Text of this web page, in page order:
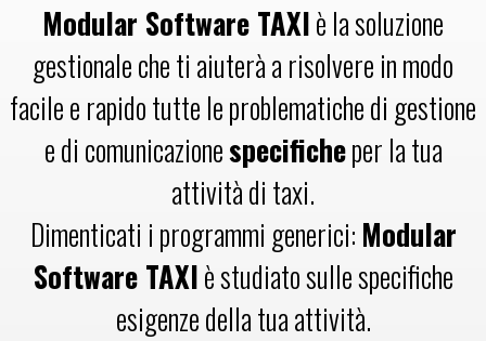
Modular Software TAXIè la soluzione
gestionale che ti aiuterà a risolvere in modo
facile e rapido tutte le problematiche di gestione
e di comunicazionespecificheper la tua
attività di taxi.
Dimenticati i programmi generici: Modular
Software TAXIè studiato sulle specifiche
esigenze della tua attività.